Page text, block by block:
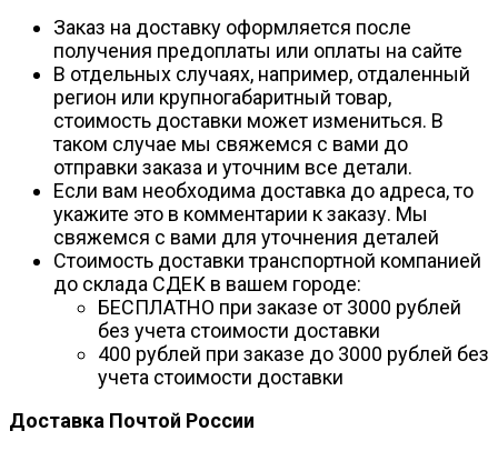
Заказ на доставку оформляется после
получения предоплаты или оплаты на сайте
В отдельных случаях, например, отдаленный
регион или крупногабаритный товар,
стоимость доставки может измениться. В
таком случае мы свяжемся с вами до
отправки заказа и уточним все детали.
Если вам необходима доставка до адреса, то
укажите это в комментарии к заказу. Мы
свяжемся с вами для уточнения деталей
Стоимость доставки транспортной компанией
до склада СДЕК в вашем городе:
БЕСПЛАТНО при заказе от 3000 рублей
без учета стоимости доставки
400 рублей при заказе до 3000 рублей без
учета стоимости доставки
Доставка Почтой России